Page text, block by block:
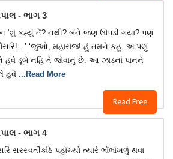
- ભાગ 3
Read Free
‘શું કહ્યું તેં? નથી? બંને જણ ઊપડી ગયા? પણ
‘જુઓ, મહારાજ! હું તમને કહું. આપણું
હવે ડૂબે નહિ તે જોવાનું છે. આ ઝાડનાં પાનને
હવે ...Read More
- ભાગ 4
સરસ્વતીકાંઠે પહોંચ્યો ત્યારે ભોંભાંખળું થવા